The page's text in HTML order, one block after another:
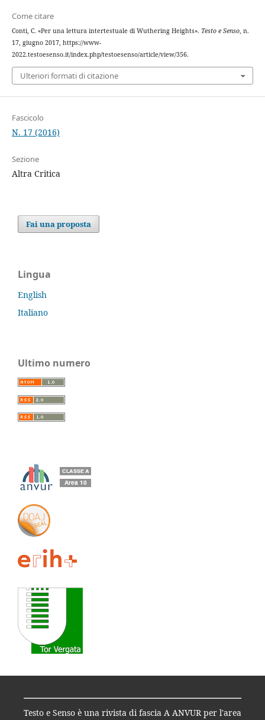
Come citare
Conti, C. «Per una lettura intertestuale di Wuthering Heights». Testo e Senso, n.
17, giugno 2017, https://www-
2022.testoesenso.it/index.php/testoesenso/article/view/356.
Ulteriori formati di citazione
Fascicolo
N. 17 (2016)
Sezione
Altra Critica
Fai una proposta
Lingua
English
Italiano
Ultimo numero
Testo e Senso è una rivista di fascia A ANVUR per l'area